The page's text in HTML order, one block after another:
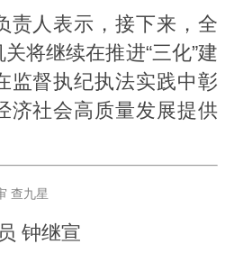
责人表示，接下来，全
将继续在推进“三化”建
监督执纪执法实践中彰
济社会高质量发展提供
查九星
钟继宣